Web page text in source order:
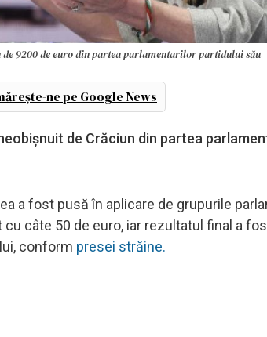
9200 de euro din partea parlamentarilor partidului său
ne pe Google News
de Crăciun din partea
a fost pusă în aplicare de grupurile
câte 50 de euro, iar rezultatul final a
conform presei străine.